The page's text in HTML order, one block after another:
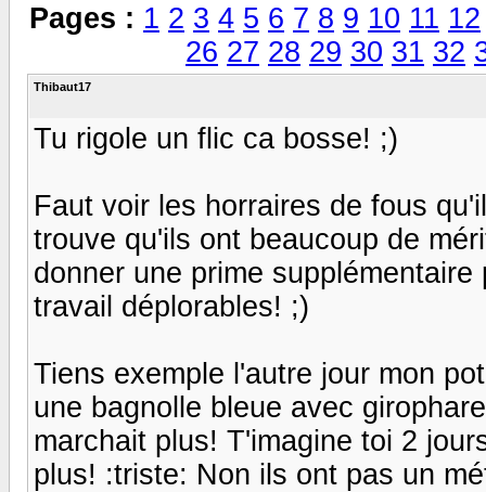
Pages : 1 2 3 4 5 6 7 8 9 10 11 12
26 27 28 29 30 31 32
Thibaut17
Tu rigole un flic ca bosse! ;)
Faut voir les horraires de fous
trouve qu'ils ont beaucoup de
donner une prime
travail déplorables! ;)
Tiens exemple l'autre jour mon
une bagnolle bleue avec
marchait plus! T'imagine toi 2
plus! :triste: Non ils ont pas un